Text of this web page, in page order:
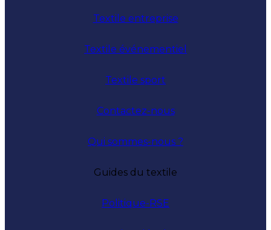
Textile entreprise
Textile événementiel
Textile sport
Contactez-nous
Qui sommes-nous ?
Guides du textile
Politique-RSE